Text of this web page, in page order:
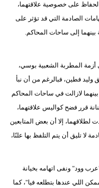
على خصوصية علاقتهما،
الصادمة التي قد تؤثر على
إلى ساحات المحاكم.
المطربة الشعبية بوسي،
وليد فطين، فبالرغم من أن نبأ
لازالت في ساحات المحاكم
قرر فضح كواليس علاقتهما،
إلا أن بعض المتابعين
لا تليق أن يتم التلفظ بها علنًا،
وود" ونفى اتهامه بخيانة
اللي عندها بتطلعه فيا"، كما